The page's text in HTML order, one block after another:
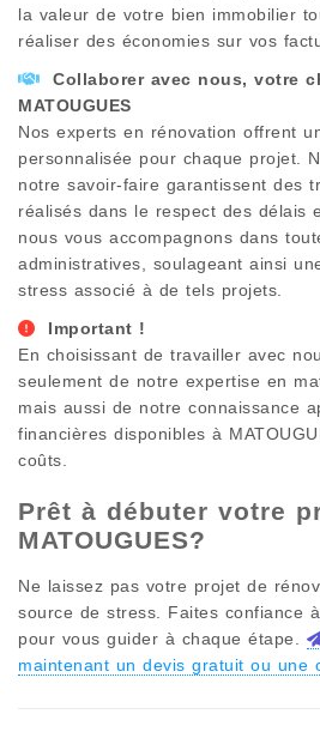
la valeur de votre bien immobilier
réaliser des économies sur vos
Collaborer avec nous, votre
MATOUGUES
Nos experts en rénovation offrent
personnalisée pour chaque projet.
notre savoir-faire garantissent des
réalisés dans le respect des délais
nous vous accompagnons dans
administratives, soulageant ainsi
stress associé à de tels projets.
Important !
En choisissant de travailler avec
seulement de notre expertise en
mais aussi de notre connaissance
financières disponibles à
coûts.
Prêt à débuter votre
MATOUGUES?
Ne laissez pas votre projet de
source de stress. Faites confiance
pour vous guider à chaque étape.
maintenant un devis gratuit ou une